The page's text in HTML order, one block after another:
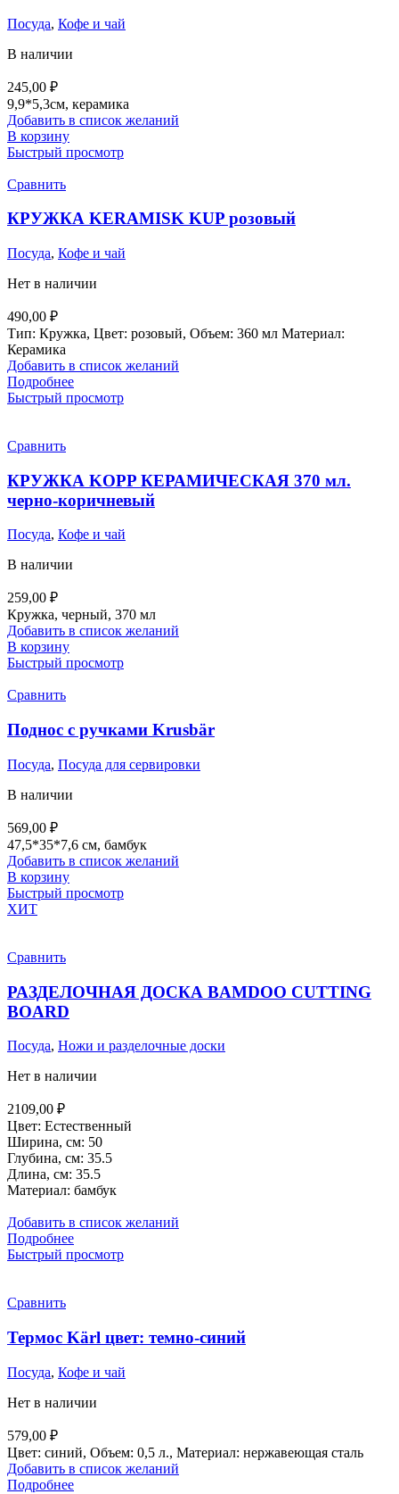
Посуда, Кофе и чай
В наличии
245,00 ₽
9,9*5,3см, керамика
Добавить в список желаний
В корзину
Быстрый просмотр
Сравнить
КРУЖКА KERAMISK KUP розовый
Посуда, Кофе и чай
Нет в наличии
490,00 ₽
Тип: Кружка, Цвет: розовый, Объем: 360 мл Материал:
Керамика
Добавить в список желаний
Подробнее
Быстрый просмотр
Сравнить
КРУЖКА KOPP КЕРАМИЧЕСКАЯ 370 мл.
черно-коричневый
Посуда, Кофе и чай
В наличии
259,00 ₽
Кружка, черный, 370 мл
Добавить в список желаний
В корзину
Быстрый просмотр
Сравнить
Поднос с ручками Krusbär
Посуда, Посуда для сервировки
В наличии
569,00 ₽
47,5*35*7,6 см, бамбук
Добавить в список желаний
В корзину
Быстрый просмотр
ХИТ
Сравнить
РАЗДЕЛОЧНАЯ ДОСКА BAMDOO CUTTING
BOARD
Посуда, Ножи и разделочные доски
Нет в наличии
2109,00 ₽
Цвет: Естественный
Ширина, см: 50
Глубина, см: 35.5
Длина, см: 35.5
Материал: бамбук
Добавить в список желаний
Подробнее
Быстрый просмотр
Сравнить
Термос Kärl цвет: темно-синий
Посуда, Кофе и чай
Нет в наличии
579,00 ₽
Цвет: синий, Объем: 0,5 л., Материал: нержавеющая сталь
Добавить в список желаний
Подробнее